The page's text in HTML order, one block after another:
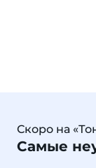
Скоро на
Самые